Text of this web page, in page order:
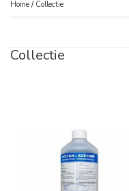
Home / Collectie
Collectie